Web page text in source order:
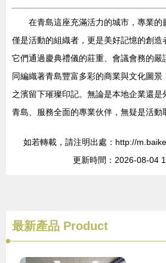
在青島這座充滿活力的城市，專業的
僅是活動的組織者，更是美好記憶的創造
它們通過慶典禮儀的莊重、會議會務的
同編織著青島豐富多彩的商業與文化圖
之濱留下璀璨印記。無論是本地企業還
青島、服務全面的專業伙伴，無疑是活動
如若轉載，請注明出處：http://
更新時間：2026-08-04
最新產品 Product